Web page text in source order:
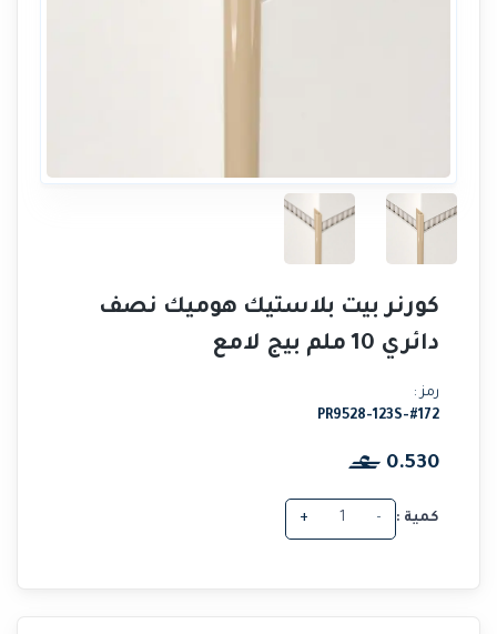
كورنر بيت بلاستيك هوميك نصف
دائري 10 ملم بيج لامع
رمز :
PR9528-123S-#172
0.530
كمية : -
+